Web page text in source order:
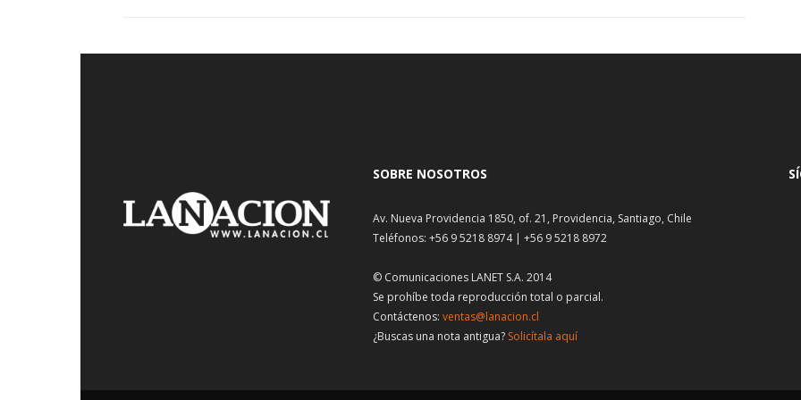
SOBRE NOSOTROS
Av. Nueva Providencia 1850, of. 21, Providencia, Santiago, Chile
Teléfonos: +56 9 5218 8974 | +56 9 5218 8972
© Comunicaciones LANET S.A. 2014
Se prohíbe toda reproducción total o parcial.
Contáctenos: ventas@lanacion.cl
¿Buscas una nota antigua? Solicítala aquí